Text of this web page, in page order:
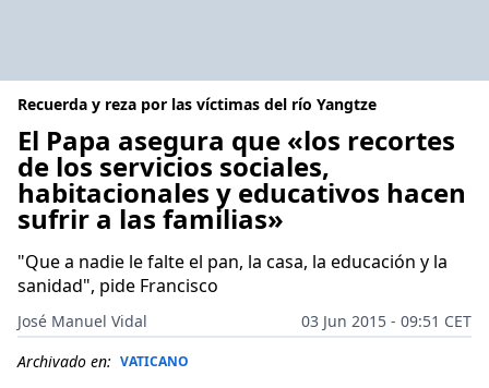
Recuerda y reza por las víctimas del río Yangtze
El Papa asegura que «los recortes
de los servicios sociales,
habitacionales y educativos hacen
sufrir a las familias»
"Que a nadie le falte el pan, la casa, la educación y la
sanidad", pide Francisco
José Manuel Vidal
03 Jun 2015 - 09:51 CET
Archivado en: VATICANO